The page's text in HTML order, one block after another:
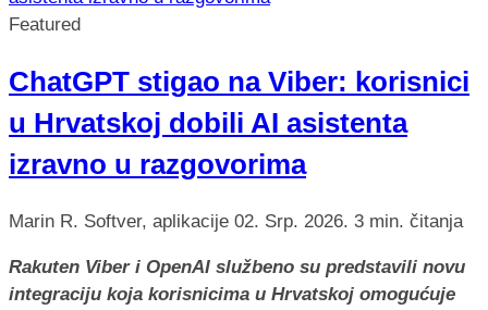
Featured
ChatGPT stigao na Viber: korisnici
u Hrvatskoj dobili AI asistenta
izravno u razgovorima
Marin R. Softver, aplikacije 02. Srp. 2026. 3 min. čitanja
Rakuten Viber i OpenAI službeno su predstavili novu
integraciju koja korisnicima u Hrvatskoj omogućuje